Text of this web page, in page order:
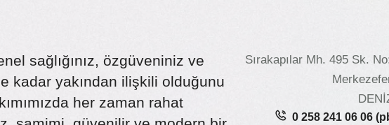
sağlığınız, özgüveniniz ve
kadar yakından ilişkili olduğunu
her zaman rahat
Sırakapılar Mh. 495 Sk.
0 258 241 06 06